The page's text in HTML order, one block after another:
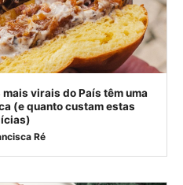
virais do País têm uma
(e quanto custam estas
Ré